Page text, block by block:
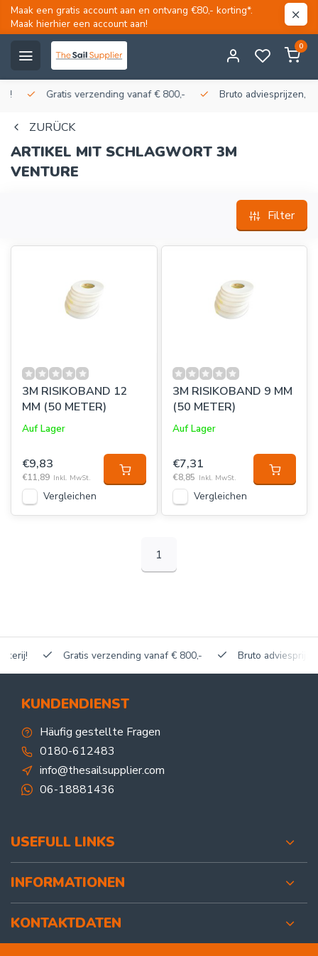
Maak een gratis account aan en ontvang €80,- korting*.
Maak hierhier een account aan!
0
Gratis verzending vanaf € 800,- Bruto adviesprijzen,
ZURÜCK
ARTIKEL MIT SCHLAGWORT 3M
VENTURE
Filter
3M RISIKOBAND 12
MM (50 METER)
Auf Lager
€9,83
€11,89 Inkl. MwSt.
Vergleichen
3M RISIKOBAND 9 MM
(50 METER)
Auf Lager
€7,31
€8,85 Inkl. MwSt.
Vergleichen
1
Gratis verzending vanaf € 800,- Bruto adviesprijzen,
KUNDENDIENST
Häufig gestellte Fragen
0180-612483
info@thesailsupplier.com
06-18881436
USEFULL LINKS
INFORMATIONEN
KONTAKTDATEN